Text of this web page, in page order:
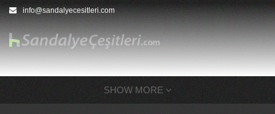
info@sandalyecesitleri.com
SHOW MORE